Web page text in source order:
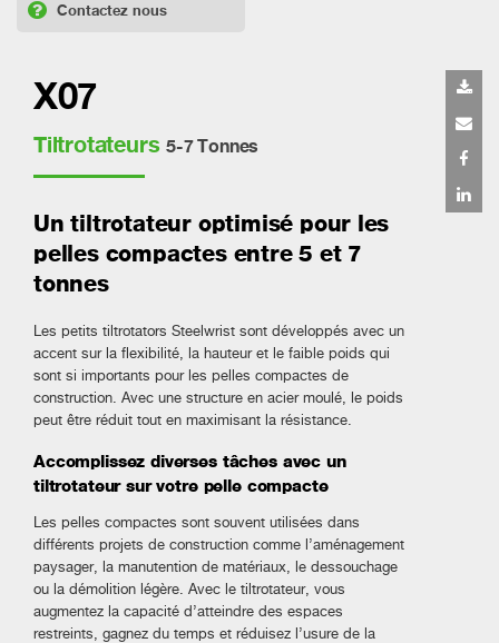
Contactez nous
X07
Tiltrotateurs5-7 Tonnes
Un tiltrotateur optimisé pour les
pelles compactes entre 5 et 7
tonnes
Les petits tiltrotators Steelwrist sont développés avec un
accent sur la flexibilité, la hauteur et le faible poids qui
sont si importants pour les pelles compactes de
construction. Avec une structure en acier moulé, le poids
peut être réduit tout en maximisant la résistance.
Accomplissez diverses tâches avec un
tiltrotateur sur votre pelle compacte
Les pelles compactes sont souvent utilisées dans
différents projets de construction comme l’aménagement
paysager, la manutention de matériaux, le dessouchage
ou la démolition légère. Avec le tiltrotateur, vous
augmentez la capacité d’atteindre des espaces
restreints, gagnez du temps et réduisez l’usure de la